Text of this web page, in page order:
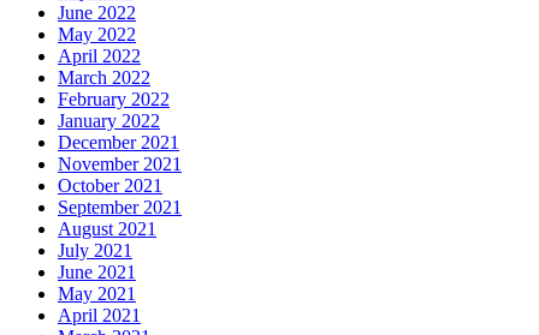
June 2022
May 2022
April 2022
March 2022
February 2022
January 2022
December 2021
November 2021
October 2021
September 2021
August 2021
July 2021
June 2021
May 2021
April 2021